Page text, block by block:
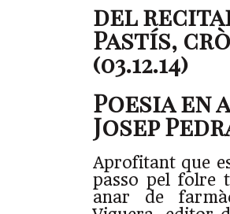
del recital
Pastís,
(03.12.14)
Poesia
Josep
Aprofitant que
passo pel folre
anar de